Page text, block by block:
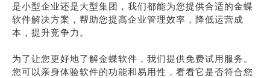
是小型企业还是大型集团，我们都能为您提供合适的金蝶
软件解决方案，帮助您提高企业管理效率，降低运营成
本，提升竞争力。
为了让您更好地了解金蝶软件，我们提供免费试用服务。
您可以亲身体验软件的功能和易用性，看看它是否符合您